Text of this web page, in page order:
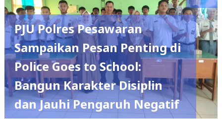
PJU Polres Pesawaran
Sampaikan Pesan Penting di
Police Goes to School:
Bangun Karakter Disiplin
dan Jauhi Pengaruh Negatif